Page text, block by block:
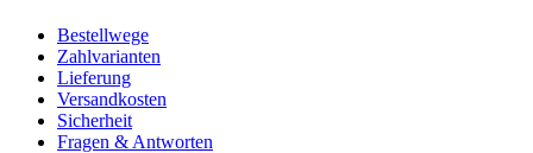
Bestellwege
Zahlvarianten
Lieferung
Versandkosten
Sicherheit
Fragen & Antworten